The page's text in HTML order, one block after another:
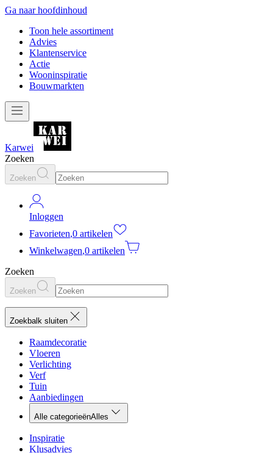
Ga naar hoofdinhoud
Toon hele assortiment
Advies
Klantenservice
Actie
Wooninspiratie
Bouwmarkten
Karwei
Zoeken
Zoeken
Inloggen
Favorieten,0 artikelen
Winkelwagen,0 artikelen
Zoeken
Zoeken
Zoekbalk sluiten
Raamdecoratie
Vloeren
Verlichting
Verf
Tuin
Aanbiedingen
Alle categorieënAlles
Inspiratie
Klusadvies